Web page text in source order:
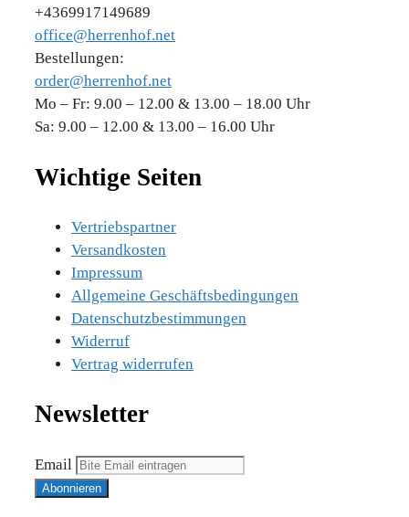
+4369917149689
office@herrenhof.net
Bestellungen:
order@herrenhof.net
Mo – Fr: 9.00 – 12.00 & 13.00 – 18.00 Uhr
Sa: 9.00 – 12.00 & 13.00 – 16.00 Uhr
Wichtige Seiten
Vertriebspartner
Versandkosten
Impressum
Allgemeine Geschäftsbedingungen
Datenschutzbestimmungen
Widerruf
Vertrag widerrufen
Newsletter
Email